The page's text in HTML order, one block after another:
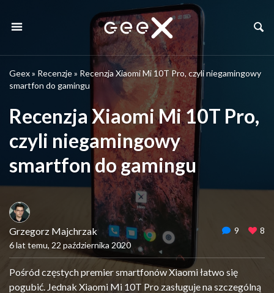
Geex» Recenzje» Recenzja Xiaomi Mi 10T Pro, czyli niegamingowy
smartfon do gamingu
Recenzja Xiaomi Mi 10T Pro,
czyli niegamingowy
smartfon do gamingu
Grzegorz Majchrzak
6 lat temu, 22 października 2020
9 8
Pośród częstych premier smartfonów Xiaomi łatwo się
pogubić. Jednak Xiaomi Mi 10T Pro zasługuje na szczególną